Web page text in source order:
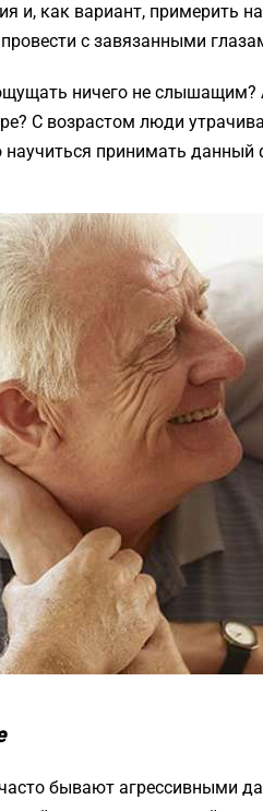
и, как вариант, примерить
с завязанными
ничего не слышащим?
С возрастом люди
научиться принимать
бывают агрессивными